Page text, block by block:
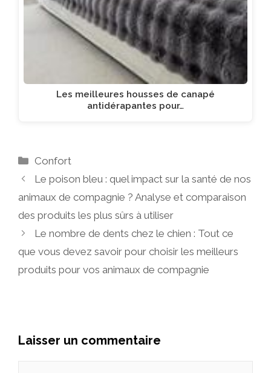
Les meilleures housses de canapé
antidérapantes pour…
Catégories
Confort
Le poison bleu : quel impact sur la santé de nos
animaux de compagnie ? Analyse et comparaison
des produits les plus sûrs à utiliser
Le nombre de dents chez le chien : Tout ce
que vous devez savoir pour choisir les meilleurs
produits pour vos animaux de compagnie
Laisser un commentaire